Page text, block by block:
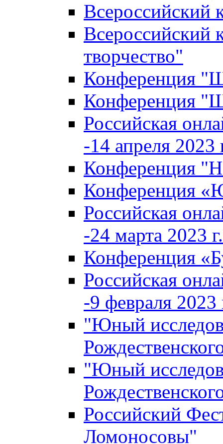
Всероссийский
Всероссийский
творчество"
Конференция
Конференция
Российская
-14 апреля 2023
Конференция
Конференция
Российская
-24 марта 2023
Конференция
Российская
-9 февраля 2023
"Юный
"Юный
Российский
Ломоносовы"